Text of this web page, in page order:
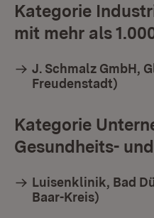
Kategorie
mit mehr als
J. Schmalz GmbH,
Freudenstadt)
Kategorie
Gesundheits-
Luisenklinik, Bad
Baar-Kreis)